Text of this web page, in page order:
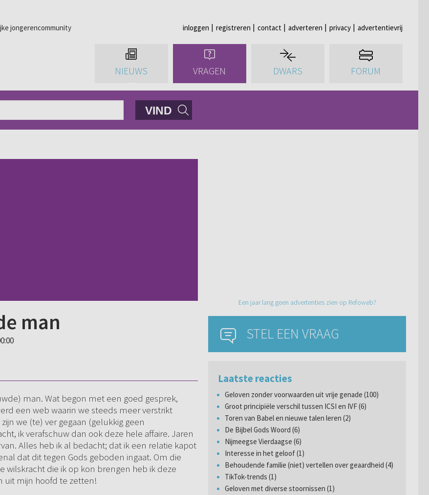
jongerencommunity inloggen registreren contact adverteren privacy advertentievrij
NIEUWS VRAGEN DWARS FORUM
VIND
man
man. Wat begon met een goed gesprek,
een web waarin we steeds meer verstrikt
we (te) ver gegaan (gelukkig geen
ik verafschuw dan ook deze hele affaire. Jaren
Alles heb ik al bedacht; dat ik een relatie kapot
dat dit tegen Gods geboden ingaat. Om die
wilskracht die ik op kon brengen heb ik deze
uit mijn hoofd te zetten!
Een jaar lang geen advertenties zien op Refoweb?
STEL EEN VRAAG
Laatste reacties
Geloven zonder voorwaarden uit vrije genade (100)
Groot principiële verschil tussen ICSI en IVF (6)
Toren van Babel en nieuwe talen leren (2)
De Bijbel Gods Woord (6)
Nijmeegse Vierdaagse (6)
Interesse in het geloof (1)
Behoudende familie (niet) vertellen over geaardheid (4)
TikTok-trends (1)
Geloven met diverse stoornissen (1)